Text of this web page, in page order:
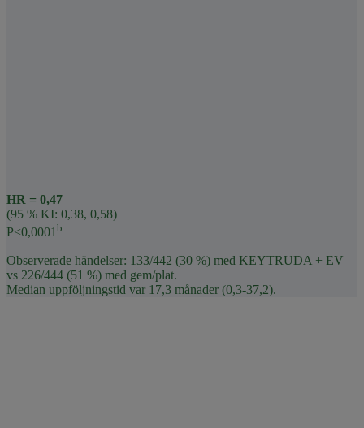
HR = 0,47
(95 % KI: 0,38, 0,58)
P<0,0001b
Observerade händelser: 133/442 (30 %) med KEYTRUDA + EV
vs 226/444 (51 %) med gem/plat.
Median uppföljningstid var 17,3 månader (0,3-37,2).